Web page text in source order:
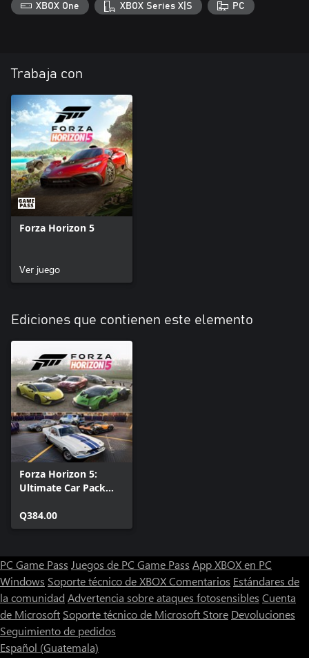
XBOX One XBOX Series X|S PC
Trabaja con
Forza Horizon 5
Ver juego
Ediciones que contienen este elemento
Forza Horizon 5:
Ultimate Car Pack
Q384.00
PC Game Pass Juegos de PC Game Pass App XBOX en PC
Windows Soporte técnico de XBOXComentarios Estándares de
la comunidad Advertencia sobre ataques fotosensibles Cuenta
de Microsoft Soporte técnico de Microsoft Store Devoluciones
Seguimiento de pedidos
Español (Guatemala)